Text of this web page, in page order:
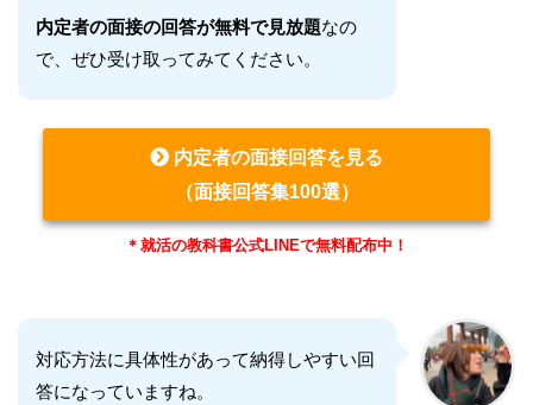
内定者の面接の回答が無料で見放題なの
で、ぜひ受け取ってみてください。
内定者の面接回答を見る
（面接回答集100選）
＊就活の教科書公式LINEで無料配布中！
対応方法に具体性があって納得しやすい回
答になっていますね。